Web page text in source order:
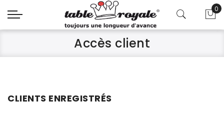
0
Accès client
CLIENTS ENREGISTRÉS